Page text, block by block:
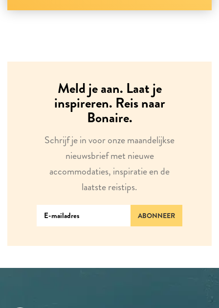
Meld je aan. Laat je
inspireren. Reis naar
Bonaire.
Schrijf je in voor onze maandelijkse
nieuwsbrief met nieuwe
accommodaties, inspiratie en de
laatste reistips.
ABONNEER